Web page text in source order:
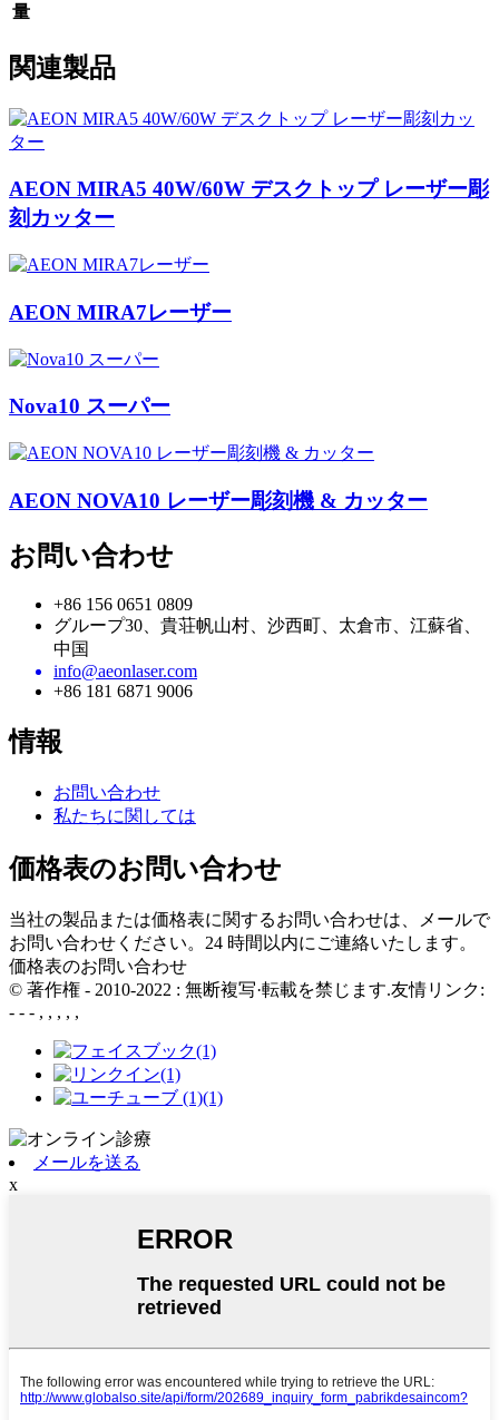
量
関連製品
AEON MIRA5 40W/60W デスクトップ レーザー彫
刻カッター
AEON MIRA7レーザー
Nova10 スーパー
AEON NOVA10 レーザー彫刻機 & カッター
お問い合わせ
+86 156 0651 0809
グループ30、貴荘帆山村、沙西町、太倉市、江蘇省、
中国
info@aeonlaser.com
+86 181 6871 9006
情報
お問い合わせ
私たちに関しては
価格表のお問い合わせ
当社の製品または価格表に関するお問い合わせは、メールで
お問い合わせください。24 時間以内にご連絡いたします。
価格表のお問い合わせ
© 著作権 - 2010-2022 : 無断複写·転載を禁じます.友情リンク:
- - - , , , , ,
メールを送る
x